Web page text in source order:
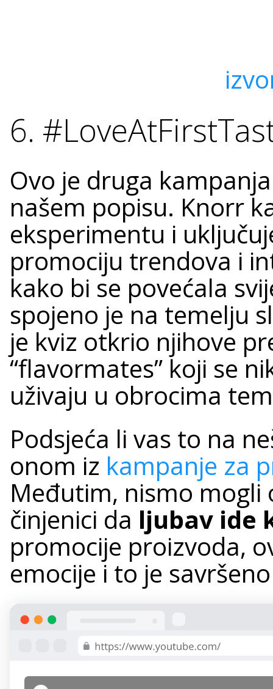
6.
Ovo je druga
našem popisu. Knorr
eksperimentu i
promociju trendova i
kako bi se povećala
spojeno je na temelju
je kviz otkrio njihove
“flavormates” koji se
uživaju u obrocima
Podsjeća li vas to na
onom iz kampanje za
Međutim, nismo
činjenici da ljubav ide
promocije proizvoda,
emocije i to je